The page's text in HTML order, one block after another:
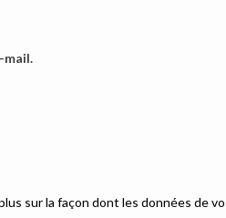
mail.
sur la façon dont les données de